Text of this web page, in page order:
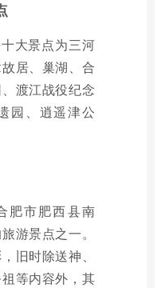
大景点为三河
居、巢湖、合
渡江战役纪念
园、逍遥津公
肥市肥西县南
游景点之一。
旧时除送神、
等内容外，其